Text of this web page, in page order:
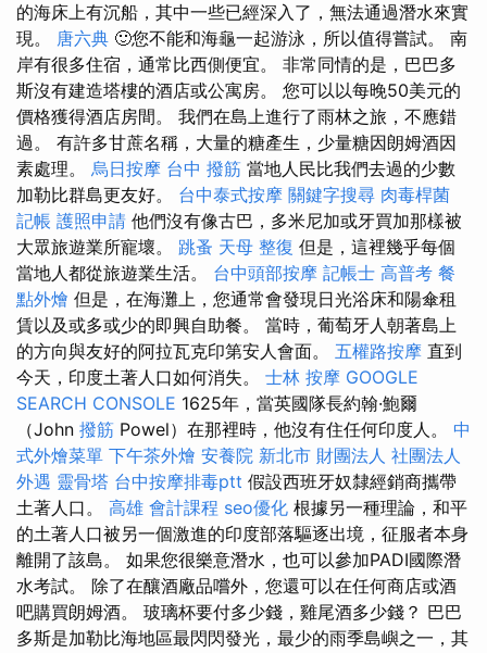
的海床上有沉船，其中一些已經深入了，無法通過潛水來實
現。 唐六典 🙂您不能和海龜一起游泳，所以值得嘗試。 南
岸有很多住宿，通常比西側便宜。 非常同情的是，巴巴多
斯沒有建造塔樓的酒店或公寓房。 您可以以每晚50美元的
價格獲得酒店房間。 我們在島上進行了雨林之旅，不應錯
過。 有許多甘蔗名稱，大量的糖產生，少量糖因朗姆酒因
素處理。 烏日按摩 台中 撥筋 當地人民比我們去過的少數
加勒比群島更友好。 台中泰式按摩 關鍵字搜尋 肉毒桿菌
記帳 護照申請 他們沒有像古巴，多米尼加或牙買加那樣被
大眾旅遊業所寵壞。 跳蚤 天母 整復 但是，這裡幾乎每個
當地人都從旅遊業生活。 台中頭部按摩 記帳士 高普考 餐
點外燴 但是，在海灘上，您通常會發現日光浴床和陽傘租
賃以及或多或少的即興自助餐。 當時，葡萄牙人朝著島上
的方向與友好的阿拉瓦克印第安人會面。 五權路按摩 直到
今天，印度土著人口如何消失。 士林 按摩 GOOGLE
SEARCH CONSOLE 1625年，當英國隊長約翰·鮑爾
（John 撥筋 Powel）在那裡時，他沒有住任何印度人。 中
式外燴菜單 下午茶外燴 安養院 新北市 財團法人 社團法人
外遇 靈骨塔 台中按摩排毒ptt 假設西班牙奴隸經銷商攜帶
土著人口。 高雄 會計課程 seo優化 根據另一種理論，和平
的土著人口被另一個激進的印度部落驅逐出境，征服者本身
離開了該島。 如果您很樂意潛水，也可以參加PADI國際潛
水考試。 除了在釀酒廠品嚐外，您還可以在任何商店或酒
吧購買朗姆酒。 玻璃杯要付多少錢，雞尾酒多少錢？ 巴巴
多斯是加勒比海地區最閃閃發光，最少的雨季島嶼之一，其